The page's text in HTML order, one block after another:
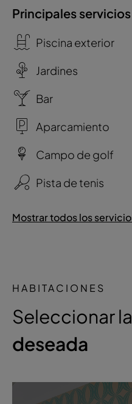
Principales
Piscina exterior
Jardines
Bar
Aparcamiento
Campo de golf
Pista de tenis
Mostrar todos los
HABITACIONES
Seleccionar la
deseada